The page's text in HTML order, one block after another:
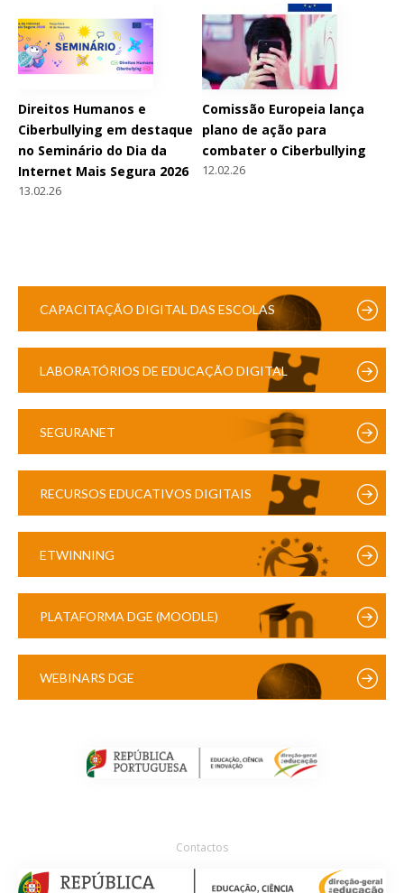
Direitos Humanos e
Ciberbullying em destaque
no Seminário do Dia da
Internet Mais Segura 2026
13.02.26
Comissão Europeia lança
plano de ação para
combater o Ciberbullying
12.02.26
CAPACITAÇÃO DIGITAL DAS ESCOLAS
LABORATÓRIOS DE EDUCAÇÃO DIGITAL
SEGURANET
RECURSOS EDUCATIVOS DIGITAIS
ETWINNING
PLATAFORMA DGE (MOODLE)
WEBINARS DGE
Contactos